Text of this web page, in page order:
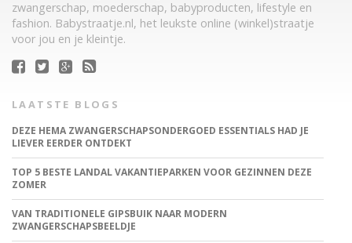
zwangerschap, moederschap, babyproducten, lifestyle en
fashion. Babystraatje.nl, het leukste online (winkel)straatje
voor jou en je kleintje.
LAATSTE BLOGS
DEZE HEMA ZWANGERSCHAPSONDERGOED ESSENTIALS HAD JE
LIEVER EERDER ONTDEKT
TOP 5 BESTE LANDAL VAKANTIEPARKEN VOOR GEZINNEN DEZE
ZOMER
VAN TRADITIONELE GIPSBUIK NAAR MODERN
ZWANGERSCHAPSBEELDJE